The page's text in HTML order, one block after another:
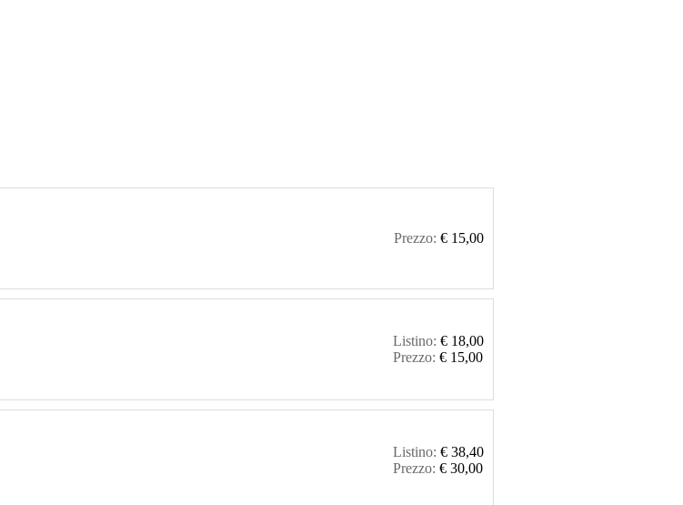
Prezzo: € 15,00
Listino: € 18,00
Prezzo: € 15,00
Listino: € 38,40
Prezzo: € 30,00